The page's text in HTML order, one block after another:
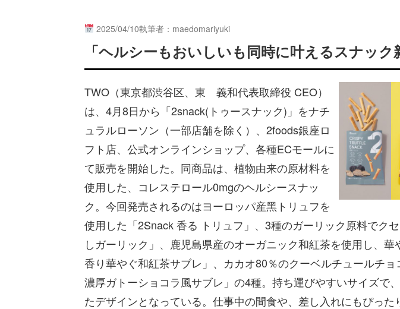
2025/04/10執筆者：maedomariyuki
「ヘルシーもおいしいも同時に叶えるスナック
TWO（東京都渋谷区、東 義和代表取締役 CEO）
は、4月8日から「2snack(トゥースナック)」をナチ
ュラルローソン（一部店舗を除く）、2foods銀座ロ
フト店、公式オンラインショップ、各種ECモールに
て販売を開始した。同商品は、植物由来の原材料を
使用した、コレステロール0mgのヘルシースナッ
ク。今回発売されるのはヨーロッパ産⿊トリュフを
使⽤した「2Snack ⾹る トリュフ」、3種のガーリック原料でク
しガーリック」、⿅児島県産のオーガニック和紅茶を使⽤し、
⾹り華やぐ和紅茶サブレ」、カカオ80％のクーベルチュールチ
濃厚ガトーショコラ⾵サブレ」の4種。持ち運びやすいサイズで
たデザインとなっている。仕事中の間食や、差し入れにもぴっ